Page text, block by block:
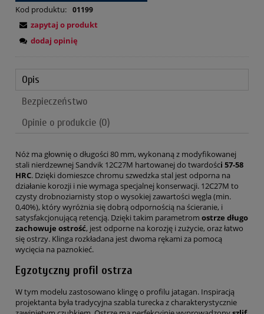
Kod produktu: 01199
zapytaj o produkt
dodaj opinię
Opis
Bezpieczeństwo
Opinie o produkcie (0)
Nóż ma głownię o długości 80 mm, wykonaną z modyfikowanej
stali nierdzewnej Sandvik 12C27M hartowanej do twardości 57-58
HRC. Dzięki domieszce chromu szwedzka stal jest odporna na
działanie korozji i nie wymaga specjalnej konserwacji. 12C27M to
czysty drobnoziarnisty stop o wysokiej zawartości węgla (min.
0,40%), który wyróżnia się dobrą odpornością na ścieranie, i
satysfakcjonującą retencją. Dzięki takim parametrom ostrze długo
zachowuje ostrość, jest odporne na korozję i zużycie, oraz łatwo
się ostrzy. Klinga rozkładana jest dwoma rękami za pomocą
wycięcia na paznokieć.
Egzotyczny profil ostrza
W tym modelu zastosowano klingę o profilu jatagan. Inspiracją
projektanta była tradycyjna szabla turecka z charakterystycznie